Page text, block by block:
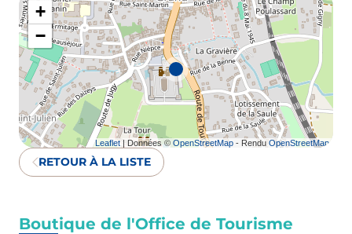
+
−
Leaflet | Données © OpenStreetMap - Rendu OpenStreetMap
RETOUR À LA LISTE
Boutique de l'Office de Tourisme